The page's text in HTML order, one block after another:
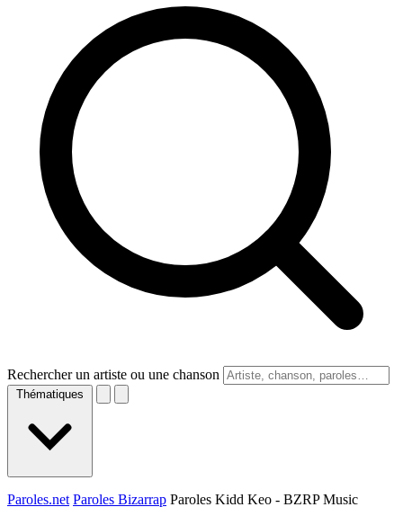
Rechercher un artiste ou une chanson
Thématiques
Paroles.net Paroles Bizarrap Paroles Kidd Keo - BZRP Music